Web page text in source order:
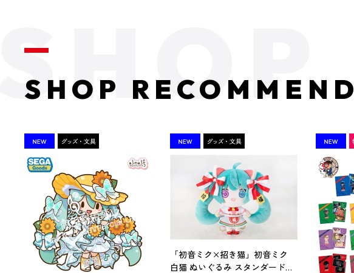
SHOP RECOMMEND
「初音ミク×招き猫」初音ミク
白猫 ぬいぐるみ スタンダード